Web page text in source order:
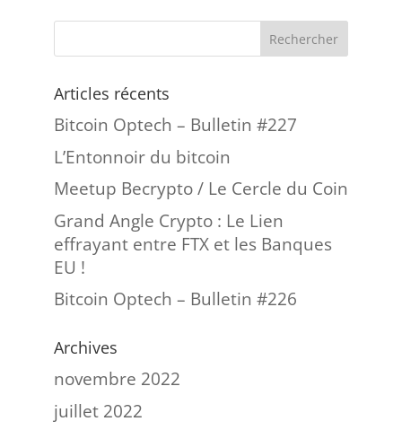
Articles récents
Bitcoin Optech – Bulletin #227
L’Entonnoir du bitcoin
Meetup Becrypto / Le Cercle du Coin
Grand Angle Crypto : Le Lien
effrayant entre FTX et les Banques
EU !
Bitcoin Optech – Bulletin #226
Archives
novembre 2022
juillet 2022